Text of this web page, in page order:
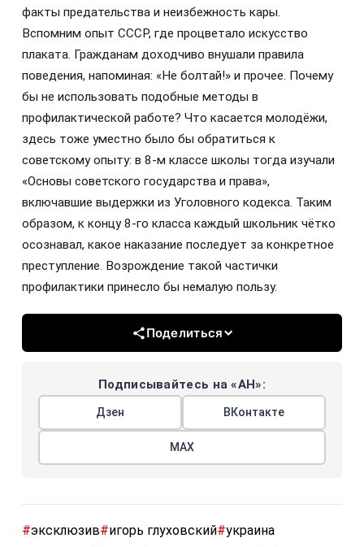
факты предательства и неизбежность кары.
Вспомним опыт СССР, где процветало искусство
плаката. Гражданам доходчиво внушали правила
поведения, напоминая: «Не болтай!» и прочее. Почему
бы не использовать подобные методы в
профилактической работе? Что касается молодёжи,
здесь тоже уместно было бы обратиться к
советскому опыту: в 8-м классе школы тогда изучали
«Основы советского государства и права»,
включавшие выдержки из Уголовного кодекса. Таким
образом, к концу 8-го класса каждый школьник чётко
осознавал, какое наказание последует за конкретное
преступление. Возрождение такой частички
профилактики принесло бы немалую пользу.
Поделиться
Подписывайтесь на «АН»:
Дзен ВКонтакте
МАХ
#эксклюзив#игорь глуховский#украина